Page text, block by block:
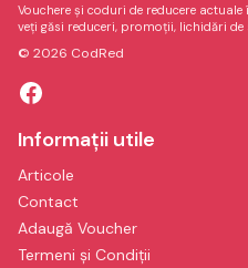
Vouchere și coduri de reducere
veți găsi reduceri, promoții, lichidări de
© 2026 CodRed
Informații utile
Articole
Contact
Adaugă Voucher
Termeni și Condiții